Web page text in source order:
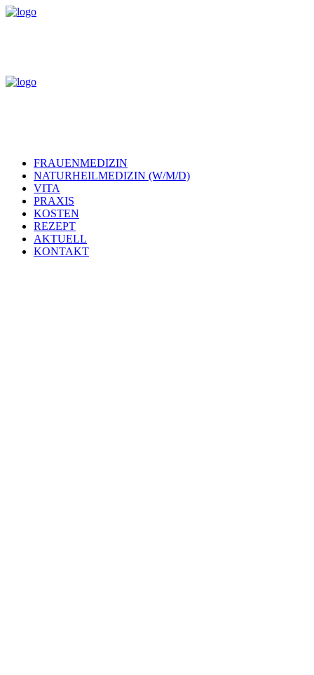
FRAUENMEDIZIN
NATURHEILMEDIZIN (W/M/D)
VITA
PRAXIS
KOSTEN
REZEPT
AKTUELL
KONTAKT